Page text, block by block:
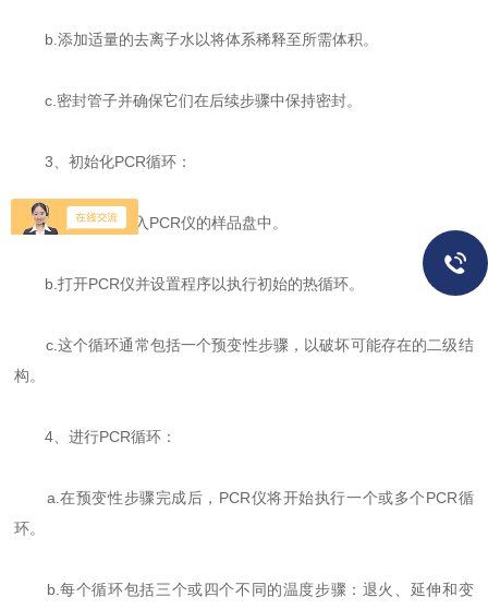
b.添加适量的去离子水以将体系稀释至所需体积。
c.密封管子并确保它们在后续步骤中保持密封。
3、初始化PCR循环：
a.将反应管放入PCR仪的样品盘中。
b.打开PCR仪并设置程序以执行初始的热循环。
c.这个循环通常包括一个预变性步骤，以破坏可能存在的二级结
构。
4、进行PCR循环：
a.在预变性步骤完成后，PCR仪将开始执行一个或多个PCR循
环。
b.每个循环包括三个或四个不同的温度步骤：退火、延伸和变